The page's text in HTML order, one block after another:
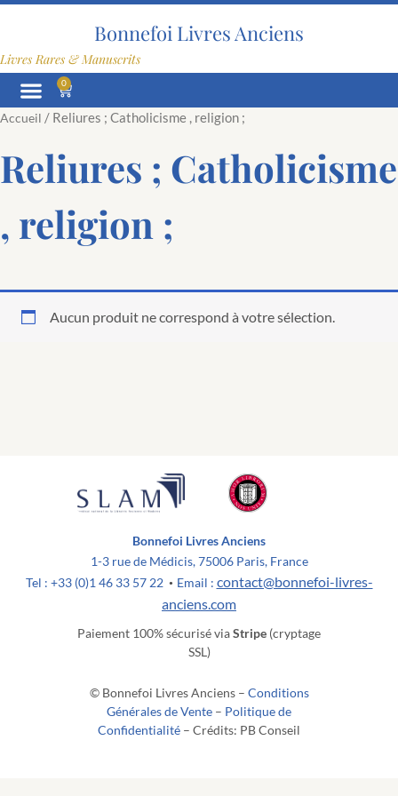
Aller
Bonnefoi Livres Anciens
Livres Rares & Manuscrits
0
Panier
Accueil / Reliures ; Catholicisme , religion ;
Reliures ; Catholicisme
, religion ;
Aucun produit ne correspond à votre sélection.
Bonnefoi Livres Anciens
1-3 rue de Médicis, 75006 Paris, France
Tel : +33 (0)1 46 33 57 22 • Email : contact@bonnefoi-livres-
anciens.com
Paiement 100% sécurisé viaStripe (cryptage
SSL)
© Bonnefoi Livres Anciens – Conditions
Générales de Vente – Politique de
Confidentialité – Crédits: PB Conseil